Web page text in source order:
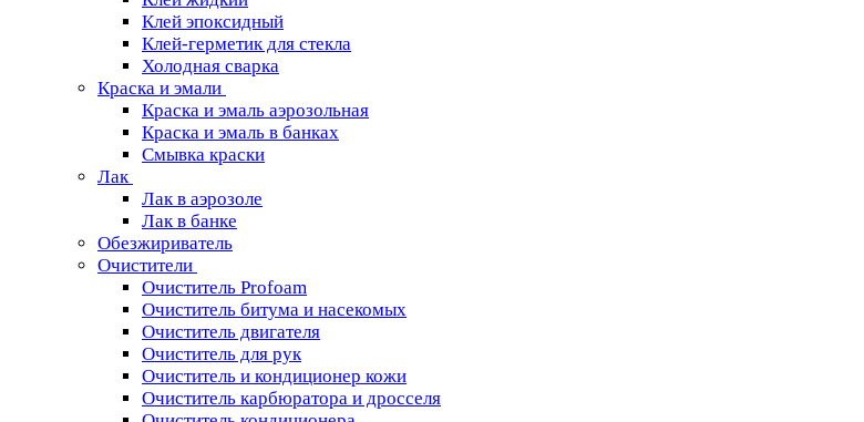
Клей эпоксидный
Клей-герметик для стекла
Холодная сварка
Краска и эмали
Краска и эмаль аэрозольная
Краска и эмаль в банках
Смывка краски
Лак
Лак в аэрозоле
Лак в банке
Обезжириватель
Очистители
Очиститель Profoam
Очиститель битума и насекомых
Очиститель двигателя
Очиститель для рук
Очиститель и кондиционер кожи
Очиститель карбюратора и дросселя